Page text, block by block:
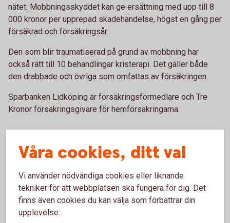
nätet. Mobbningsskyddet kan ge ersättning med upp till 8
000 kronor per upprepad skadehändelse, högst en gång per
försäkrad och försäkringsår.
Den som blir traumatiserad på grund av mobbning har
också rätt till 10 behandlingar kristerapi. Det gäller både
den drabbade och övriga som omfattas av försäkringen.
Sparbanken Lidköping är försäkringsförmedlare och Tre
Kronor försäkringsgivare för hemförsäkringarna.
Kontakt
Du är välkommen att ringa Tre Kronors support och anmäla
skada om ditt barn har blivit utsatt för mobbning.
Telefontider måndag till fredag 08.00-17.00.
Våra cookies, ditt val
Vi använder nödvändiga cookies eller liknande
tekniker för att webbplatsen ska fungera för dig. Det
finns även cookies du kan välja som förbättrar din
upplevelse: